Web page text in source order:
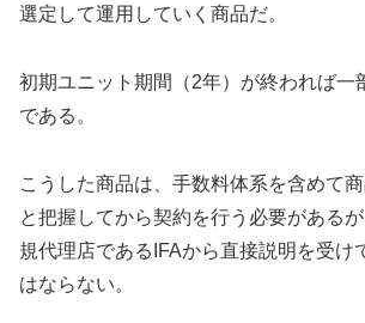
選定して運用していく商品だ。
初期ユニット期間（2年）が終われば一
である。
こうした商品は、手数料体系を含めて
と把握してから契約を行う必要がある
規代理店であるIFAから直接説明を受け
はならない。